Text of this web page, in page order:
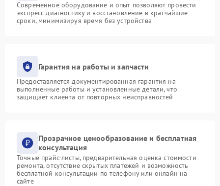
Современное оборудование и опыт позволяют провести
экспресс-диагностику и восстановление в кратчайшие
сроки, минимизируя время без устройства
Гарантия на работы и запчасти
Предоставляется документированная гарантия на
выполненные работы и установленные детали, что
защищает клиента от повторных неисправностей
Прозрачное ценообразование и бесплатная
консультация
Точные прайс-листы, предварительная оценка стоимости
ремонта, отсутствие скрытых платежей и возможность
бесплатной консультации по телефону или онлайн на
сайте